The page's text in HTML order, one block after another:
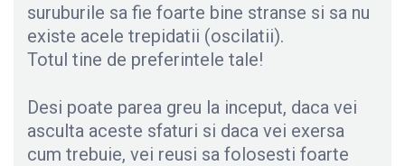
suruburile sa fie foarte bine stranse si sa nu
existe acele trepidatii (oscilatii).
Totul tine de preferintele tale!
Desi poate parea greu la inceput, daca vei
asculta aceste sfaturi si daca vei exersa
cum trebuie, vei reusi sa folosesti foarte